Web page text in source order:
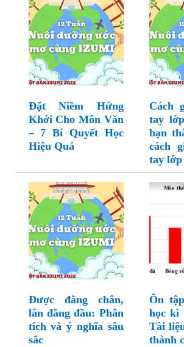
Đặt Niềm Hứng
Khởi Cho Môn Văn
– 7 Bí Quyết Học
Hiệu Quả
Cách
tay
bạn
cách
tay lớp
Được đằng chân,
lân đằng đầu: Phân
tích và ý nghĩa sâu
sắc
Ôn
học kì
Tài
thành